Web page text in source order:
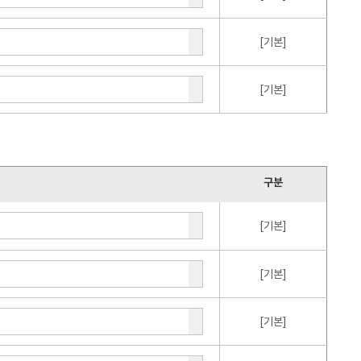
[기본]
[기본]
구분
[기본]
[기본]
[기본]